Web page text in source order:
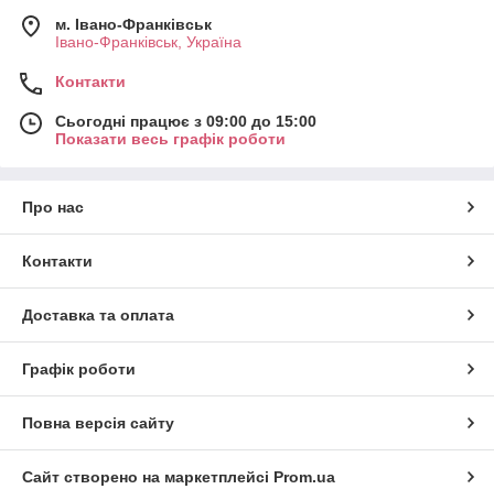
м. Івано-Франківськ
Івано-Франківськ, Україна
Контакти
Сьогодні працює з 09:00 до 15:00
Показати весь графік роботи
Про нас
Контакти
Доставка та оплата
Графік роботи
Повна версія сайту
Сайт створено на маркетплейсі Prom.ua